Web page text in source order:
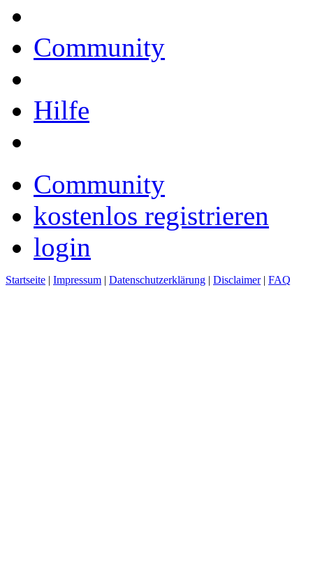
Community
Hilfe
Community
kostenlos registrieren
login
Startseite | Impressum | Datenschutzerklärung | Disclaimer| FAQ